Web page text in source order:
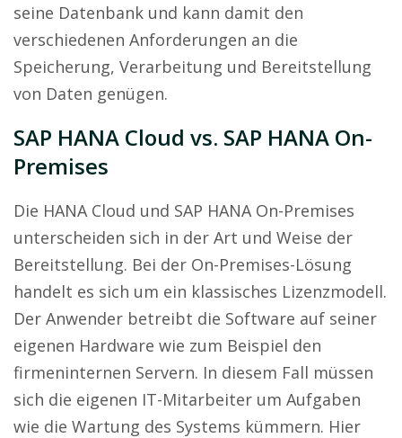
seine Datenbank und kann damit den
verschiedenen Anforderungen an die
Speicherung, Verarbeitung und Bereitstellung
von Daten genügen.
SAP HANA Cloud vs. SAP HANA On-
Premises
Die HANA Cloud und SAP HANA On-Premises
unterscheiden sich in der Art und Weise der
Bereitstellung. Bei der On-Premises-Lösung
handelt es sich um ein klassisches Lizenzmodell.
Der Anwender betreibt die Software auf seiner
eigenen Hardware wie zum Beispiel den
firmeninternen Servern. In diesem Fall müssen
sich die eigenen IT-Mitarbeiter um Aufgaben
wie die Wartung des Systems kümmern. Hier